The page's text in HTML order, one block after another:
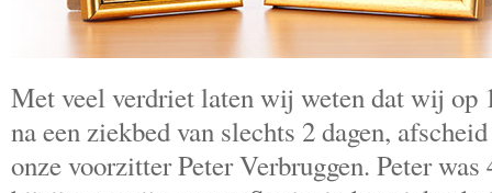
Met veel verdriet laten wij weten dat wij op
na een ziekbed van slechts 2 dagen,
onze voorzitter Peter Verbruggen. Peter